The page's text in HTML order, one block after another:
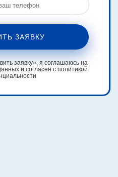
ЗАЯВКУ
заявку», я соглашаюсь на
и согласен с политикой